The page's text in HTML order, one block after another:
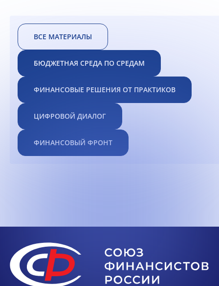
ВСЕ МАТЕРИАЛЫ
БЮДЖЕТНАЯ СРЕДА ПО СРЕДАМ
ФИНАНСОВЫЕ РЕШЕНИЯ ОТ ПРАКТИКОВ
ЦИФРОВОЙ ДИАЛОГ
ФИНАНСОВЫЙ ФРОНТ